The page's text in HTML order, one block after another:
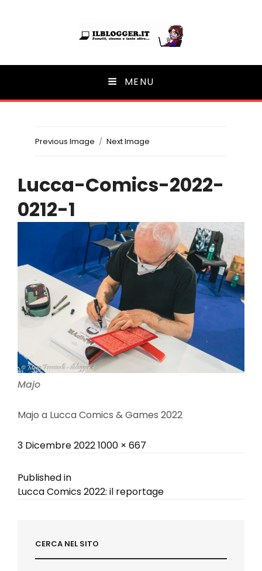
Ilblogger.it
Il portalino di blog | MENU
Previous Image Next Image
Lucca-Comics-2022-
0212-1
Majo
Majo a Lucca Comics & Games 2022
Posted
3 Dicembre 2022Full
1000 × 667
Navigazione
Published in
Lucca Comics 2022: il reportage
CERCA NEL SITO